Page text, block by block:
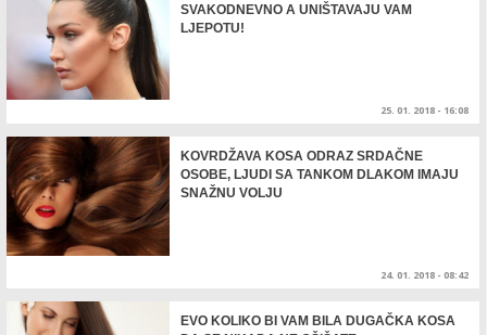
SVAKODNEVNO A UNIŠTAVAJU VAM
LJEPOTU!
25. 01. 2018 - 16:08
KOVRDŽAVA KOSA ODRAZ SRDAČNE
OSOBE, LJUDI SA TANKOM DLAKOM IMAJU
SNAŽNU VOLJU
24. 01. 2018 - 08:42
EVO KOLIKO BI VAM BILA DUGAČKA KOSA